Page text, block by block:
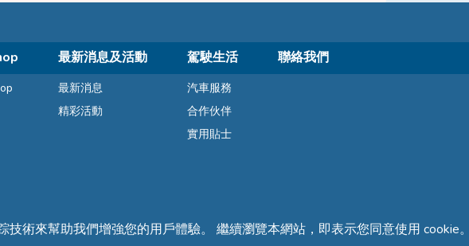
最新消息及活動
最新消息
精彩活動
駕駛生活
汽車服務
合作伙伴
實用貼士
聯絡我們
術來幫助我們增強您的用戶體驗。 繼續瀏覽本網站，即表示您同意使用 cookie。